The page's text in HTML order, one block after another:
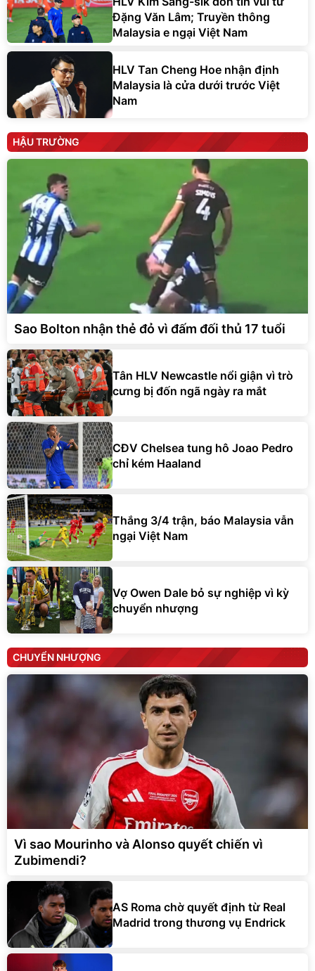
Đặng Văn Lâm; Truyền thông
Malaysia e ngại Việt Nam
HLV Tan Cheng Hoe nhận định
Malaysia là cửa dưới trước Việt
Nam
HẬU TRƯỜNG
Sao Bolton nhận thẻ đỏ vì đấm đối thủ 17 tuổi
Tân HLV Newcastle nổi giận vì trò
cưng bị đốn ngã ngày ra mắt
CĐV Chelsea tung hô Joao Pedro
chỉ kém Haaland
Thắng 3/4 trận, báo Malaysia vẫn
ngại Việt Nam
Vợ Owen Dale bỏ sự nghiệp vì kỳ
chuyển nhượng
CHUYỂN NHƯỢNG
Vì sao Mourinho và Alonso quyết chiến vì
Zubimendi?
AS Roma chờ quyết định từ Real
Madrid trong thương vụ Endrick